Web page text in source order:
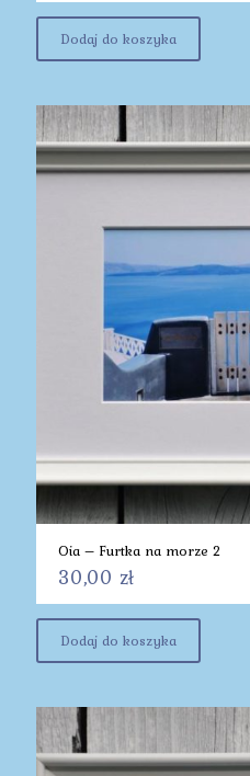
Dodaj do koszyka
Oia – Furtka na morze 2
30,00 zł
Dodaj do koszyka